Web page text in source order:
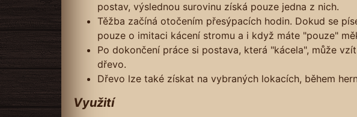
postav, výslednou surovinu získá pouze jedna z nich.
Těžba začíná otočením přesýpacích hodin. Dokud se
pouze o imitaci kácení stromu a i když máte "pouze"
Po dokončení práce si postava, která "kácela", může
dřevo.
Dřevo lze také získat na vybraných lokacích, během
Využití